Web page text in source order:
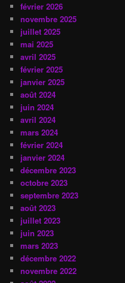
février 2026
novembre 2025
juillet 2025
mai 2025
avril 2025
février 2025
janvier 2025
août 2024
juin 2024
avril 2024
mars 2024
février 2024
janvier 2024
décembre 2023
octobre 2023
septembre 2023
août 2023
juillet 2023
juin 2023
mars 2023
décembre 2022
novembre 2022